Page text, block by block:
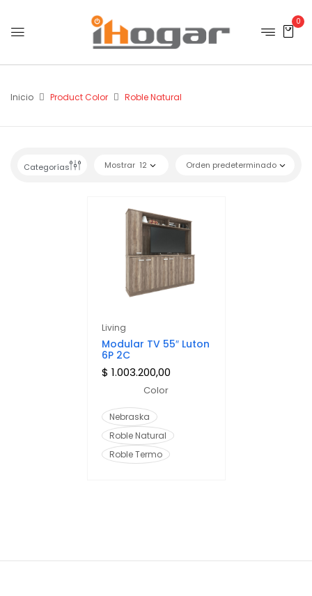
0
Inicio Product Color Roble Natural
Categorías Orden predeterminado
Mostrar 12
Living
Modular TV 55″ Luton
6P 2C
$ 1.003.200,00
Color
Nebraska
Roble Natural
Roble Termo